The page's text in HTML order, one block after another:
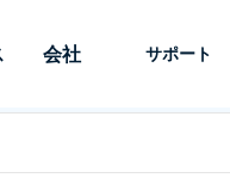
会社 サポート